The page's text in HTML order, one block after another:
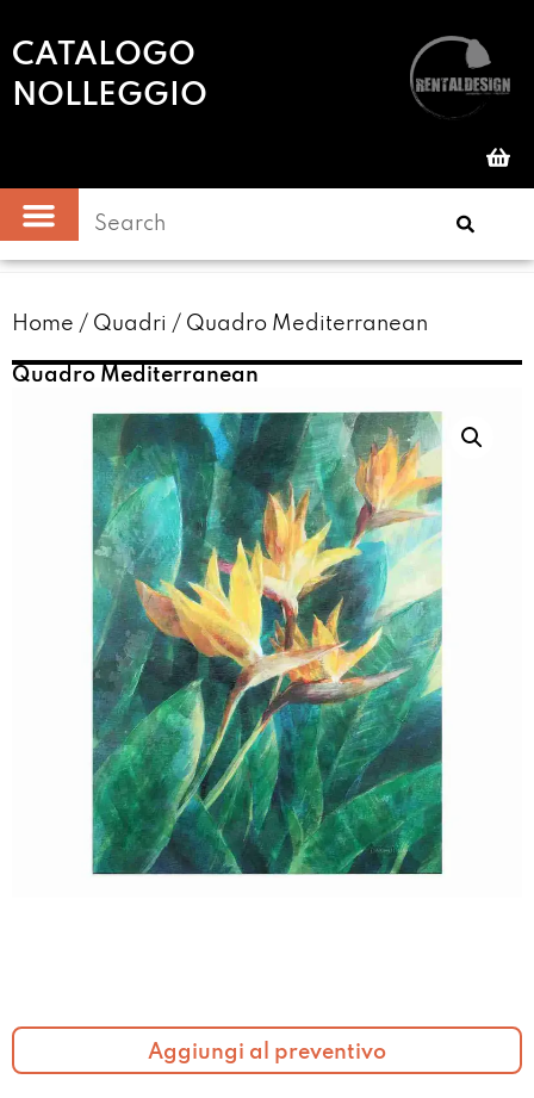
CATALOGO
NOLLEGGIO
Home / Quadri / Quadro Mediterranean
Quadro Mediterranean
Aggiungi al preventivo